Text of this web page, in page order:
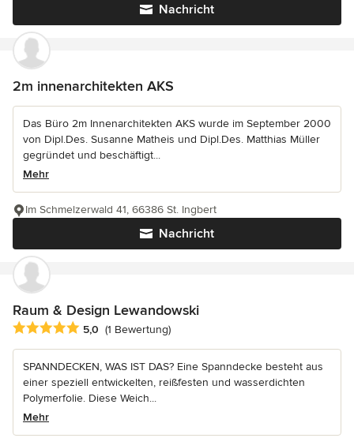
Nachricht
2m innenarchitekten AKS
Das Büro 2m Innenarchitekten AKS wurde im September 2000
von Dipl.Des. Susanne Matheis und Dipl.Des. Matthias Müller
gegründet und beschäftigt...
Mehr
Nachricht
Im Schmelzerwald 41, 66386 St. Ingbert
Raum & Design Lewandowski
Durchschnittliche Bewertung: 5 von 5 Sternen
5,0 (1 Bewertung)
SPANNDECKEN, WAS IST DAS? Eine Spanndecke besteht aus
einer speziell entwickelten, reißfesten und wasserdichten
Polymerfolie. Diese Weich...
Mehr